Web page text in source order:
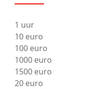
1 uur
10 euro
100 euro
1000 euro
1500 euro
20 euro